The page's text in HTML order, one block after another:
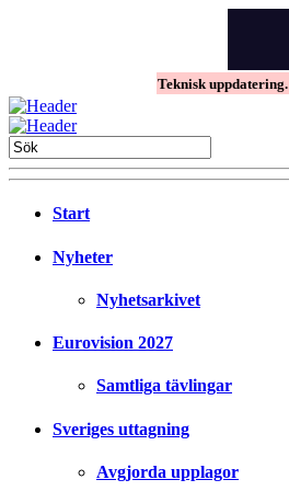
Teknisk uppdatering.
Start
Nyheter
Nyhetsarkivet
Eurovision 2027
Samtliga tävlingar
Sveriges uttagning
Avgjorda upplagor